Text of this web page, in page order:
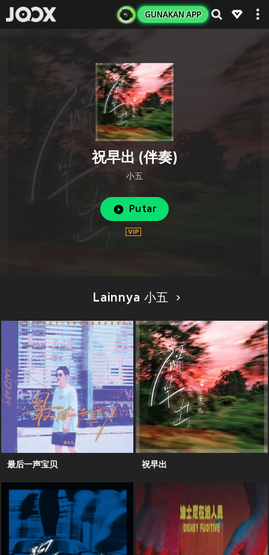
GUNAKAN APP
祝早出 (伴奏)
小五
Putar
Lainnya 小五
最后一声宝贝 祝早出